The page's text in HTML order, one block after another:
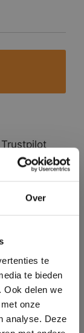
Over
te
te bieden
Ook delen we
onze
analyse. Deze
offerte
no
de
u
Lees